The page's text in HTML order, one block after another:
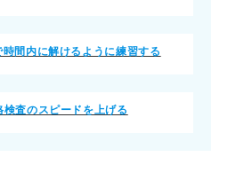
間内に解けるように練習する
検査のスピードを上げる